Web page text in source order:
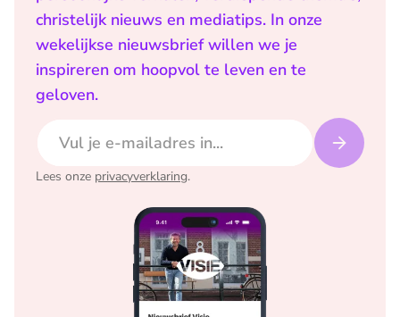
christelijk nieuws en mediatips. In onze
wekelijkse nieuwsbrief willen we je
inspireren om hoopvol te leven en te
geloven.
Lees onze privacyverklaring.